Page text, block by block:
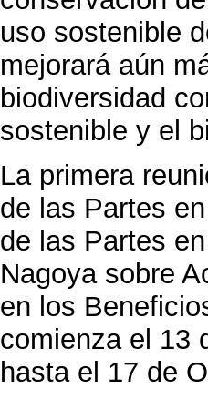
uso sostenible
mejorará aún
biodiversidad
sostenible y el
La primera
de las Partes
de las Partes
Nagoya sobre
en los
comienza el 13
hasta el 17 de